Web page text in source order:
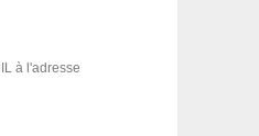
à l'adresse